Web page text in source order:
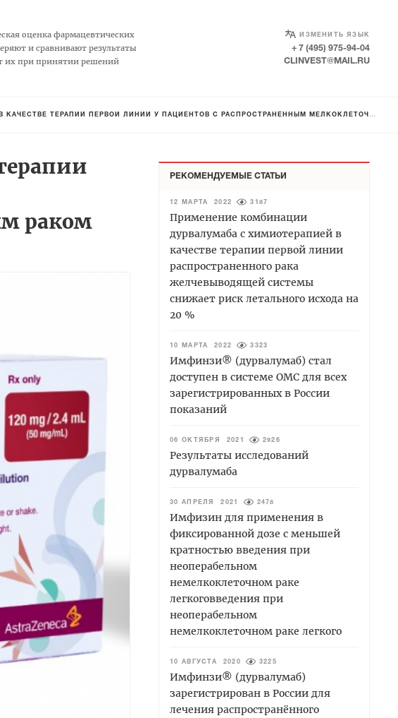
оценка фармацевтических
и сравнивают результаты
их при принятии решений
ИЗМЕНИТЬ ЯЗЫК
SELECT LANGUAGE
+ 7 (495) 975-94-04
CLINVEST@MAIL.RU
ТЕРАПИИ ПЕРВОЙ ЛИНИИ У ПАЦИЕНТОВ С РАСПРОСТРАНЁННЫМ МЕЛКОКЛЕТОЧНЫМ РАКОМ ЛЁГКОГО
раком
РЕКОМЕНДУЕМЫЕ СТАТЬИ
12 МАРТА 2022 3187
Применение комбинации
дурвалумаба с химиотерапией в
качестве терапии первой линии
распространенного рака
желчевыводящей системы
снижает риск летального исхода на
20 %
10 МАРТА 2022 3323
Имфинзи® (дурвалумаб) стал
доступен в системе ОМС для всех
зарегистрированных в России
показаний
06 ОКТЯБРЯ 2021 2926
Результаты исследований
дурвалумаба
30 АПРЕЛЯ 2021 2478
Имфизин для применения в
фиксированной дозе с меньшей
кратностью введения при
неоперабельном
немелкоклеточном раке
легкоговведения при
неоперабельном
немелкоклеточном раке легкого
10 АВГУСТА 2020 3225
Имфинзи® (дурвалумаб)
зарегистрирован в России для
лечения распространённого